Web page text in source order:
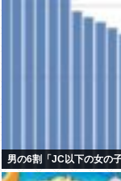
男の6割「JC以下の女の